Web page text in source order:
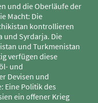
und die Oberläufe der
Macht: Die
kontrollieren
und Syrdarja. Die
und Turkmenistan
verfügen diese
und
Devisen und
Eine Politik des
ein offener Krieg